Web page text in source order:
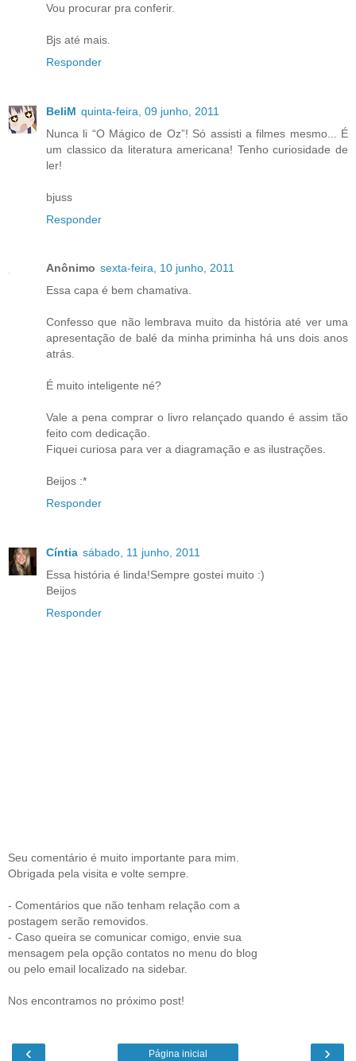
Vou procurar pra conferir.
Bjs até mais.
Responder
BeliM quinta-feira, 09 junho, 2011
Nunca li “O Mágico de Oz”! Só assisti a filmes mesmo... É
um classico da literatura americana! Tenho curiosidade de
ler!
bjuss
Responder
Anônimo sexta-feira, 10 junho, 2011
Essa capa é bem chamativa.
Confesso que não lembrava muito da história até ver uma
apresentação de balé da minha priminha há uns dois anos
atrás.
É muito inteligente né?
Vale a pena comprar o livro relançado quando é assim tão
feito com dedicação.
Fiquei curiosa para ver a diagramação e as ilustrações.
Beijos :*
Responder
Cíntia sábado, 11 junho, 2011
Essa história é linda!Sempre gostei muito :)
Beijos
Responder
Seu comentário é muito importante para mim.
Obrigada pela visita e volte sempre.
- Comentários que não tenham relação com a
postagem serão removidos.
- Caso queira se comunicar comigo, envie sua
mensagem pela opção contatos no menu do blog
ou pelo email localizado na sidebar.
Nos encontramos no próximo post!
‹ ›
Página inicial